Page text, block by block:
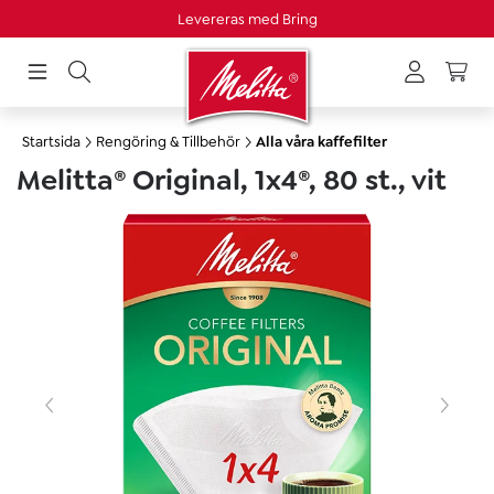
Levereras med Bring
Startsida Rengöring & Tillbehör Alla våra kaffefilter
Melitta® Original, 1x4®, 80 st., vit
Hoppa över bildgalleri